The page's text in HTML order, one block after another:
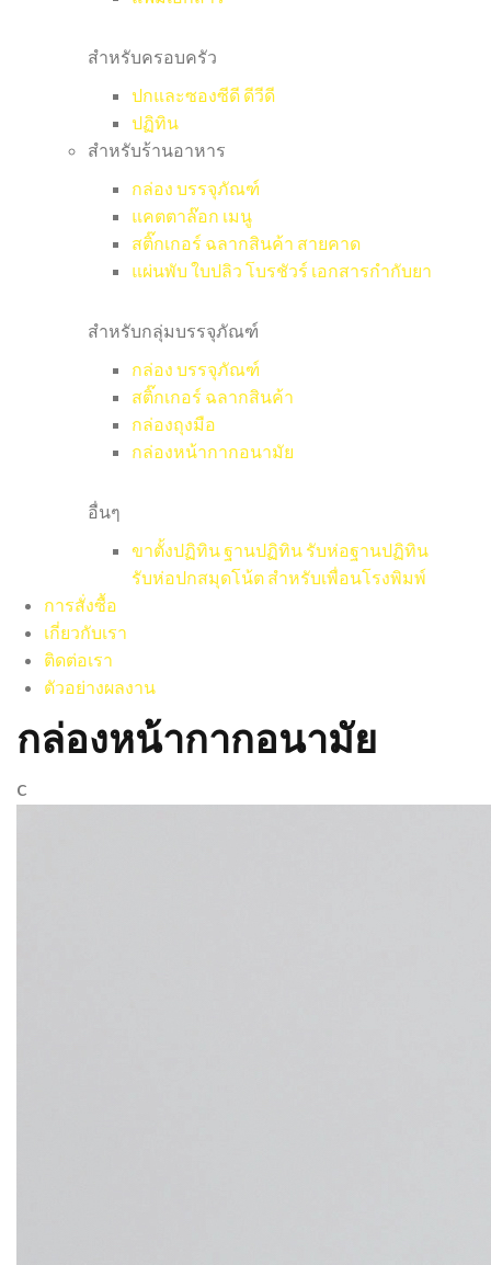
สำหรับครอบครัว
ปกและซองซีดี ดีวีดี
ปฏิทิน
สำหรับร้านอาหาร
กล่อง บรรจุภัณฑ์
แคตตาล๊อก เมนู
สติ๊กเกอร์ ฉลากสินค้า สายคาด
แผ่นพับ ใบปลิว โบรชัวร์ เอกสารกำกับยา
สำหรับกลุ่มบรรจุภัณฑ์
กล่อง บรรจุภัณฑ์
สติ๊กเกอร์ ฉลากสินค้า
กล่องถุงมือ
กล่องหน้ากากอนามัย
อื่นๆ
ขาตั้งปฏิทิน ฐานปฏิทิน รับห่อฐานปฏิทิน
รับห่อปกสมุดโน้ต สำหรับเพื่อนโรงพิมพ์
การสั่งซื้อ
เกี่ยวกับเรา
ติดต่อเรา
ตัวอย่างผลงาน
กล่องหน้ากากอนามัย
c